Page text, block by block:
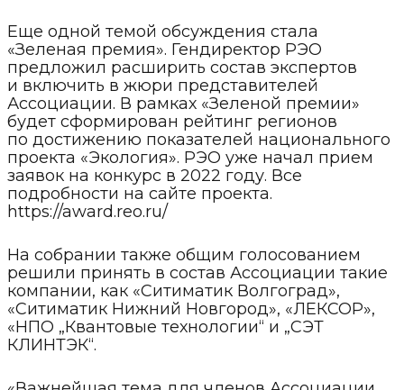
Еще одной темой обсуждения стала
«Зеленая премия». Гендиректор РЭО
предложил расширить состав экспертов
и включить в жюри представителей
Ассоциации. В рамках «Зеленой премии»
будет сформирован рейтинг регионов
по достижению показателей национального
проекта «Экология». РЭО уже начал прием
заявок на конкурс в 2022 году. Все
подробности на сайте проекта.
https://award.reo.ru/
На собрании также общим голосованием
решили принять в состав Ассоциации такие
компании, как «Ситиматик Волгоград»,
«Ситиматик Нижний Новгород», «ЛЕКСОР»,
«НПО „Квантовые технологии“ и „СЭТ
КЛИНТЭК“.